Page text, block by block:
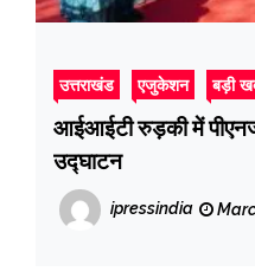
उत्तराखंड एजुकेशन बड़ी
आईआईटी रुड़की में
उद्घाटन
ipressindia